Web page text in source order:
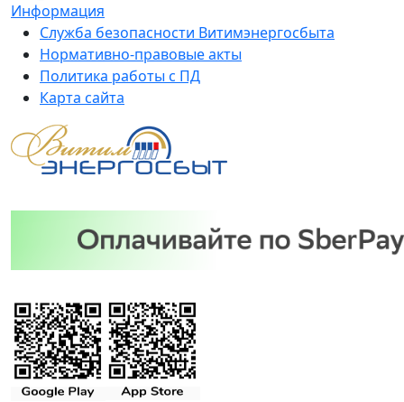
Информация
Служба безопасности Витимэнергосбыта
Нормативно-правовые акты
Политика работы с ПД
Карта сайта